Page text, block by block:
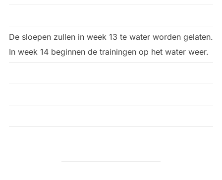
De sloepen zullen in week 13 te water worden gelaten.
In week 14 beginnen de trainingen op het water weer.